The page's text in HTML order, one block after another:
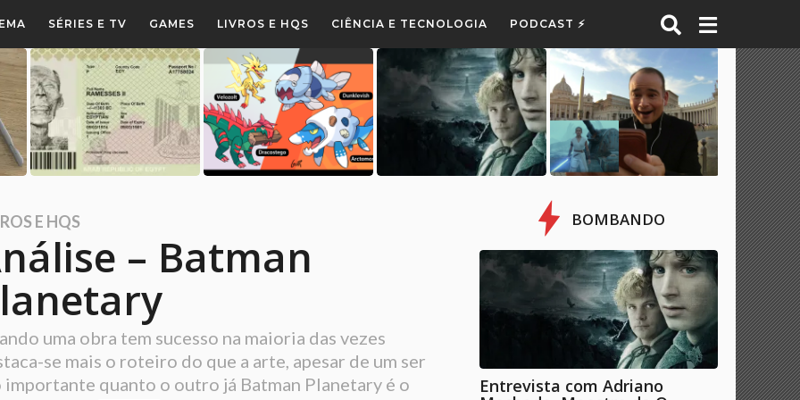
SÉRIES E TV GAMES LIVROS E HQS CIÊNCIA E TECNOLOGIA PODCAST ⚡
E HQS
– Batman
uma obra tem sucesso na maioria das vezes
se mais o roteiro do que a arte, apesar de um ser
importante quanto o outro já Batman Planetary é o
BOMBANDO
Entrevista com Adriano